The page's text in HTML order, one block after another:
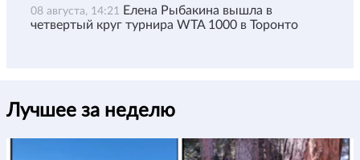
08 августа, 14:21 Елена Рыбакина вышла в
четвертый круг турнира WTA 1000 в Торонто
Лучшее за неделю